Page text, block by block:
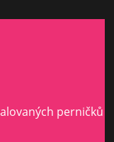
perničků